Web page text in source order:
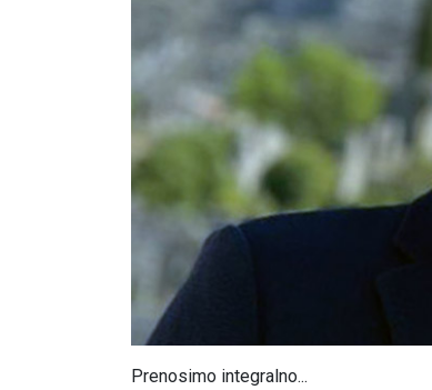
Prenosimo integralno...